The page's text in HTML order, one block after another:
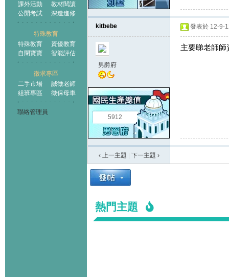
課外活動
教材閱讀
公開考試
深造進修
特殊教育
特殊教育
資優教育
自閉寶寶
智能評估
徵求專區
二手市場
誠徵老師
組班專區
徵保母車
聯絡管理員
kitbebe
男爵府
5912
發表於 12-9-
主要睇老師
‹ 上一主題 下一主題 ›
熱門主題